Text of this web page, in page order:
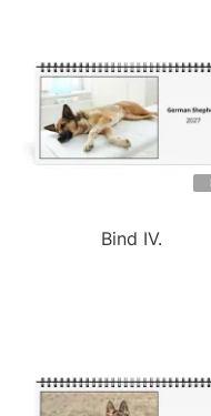
Bind IV.